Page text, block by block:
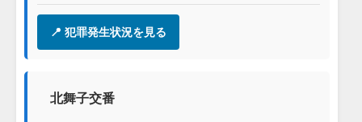
📍 犯罪発生状況を見る
北舞子交番